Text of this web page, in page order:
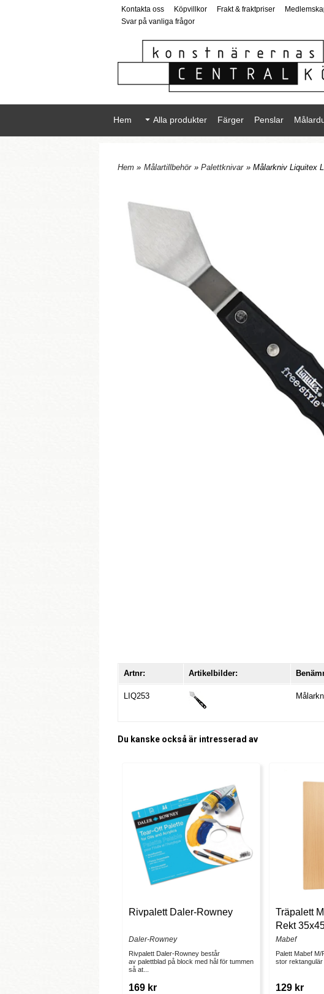
Kontakta oss Köpvillkor Frakt & fraktpriser
Svar på vanliga frågor
Hem Alla produkter Färger Penslar
Hem » Målartillbehör » Palettknivar » Målarkniv Liquitex
Artnr: Artikelbilder:
LIQ253
Du kanske också är intresserad av
Rivpalett Daler-Rowney
Daler-Rowney
Rivpalett Daler-Rowney består
av palettblad på block med hål för tummen
så at...
169 kr
Träpalett
Rekt
Mabef
Palett Mabef
stor rektangulär
129 kr